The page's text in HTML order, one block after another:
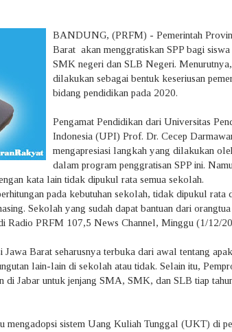
BANDUNG, (PRFM) - Pemerintah
Barat akan menggratiskan SPP bagi
SMK negeri dan SLB Negeri.
dilakukan sebagai bentuk keseriusan
bidang pendidikan pada 2020.
Pengamat Pendidikan dari Universitas
Indonesia (UPI) Prof. Dr. Cecep
mengapresiasi langkah yang dilakukan
dalam program penggratisan SPP ini.
kata lain tidak dipukul rata semua sekolah.
pada kebutuhan sekolah, tidak dipukul rata
Sekolah yang sudah dapat bantuan dari
Radio PRFM 107,5 News Channel, Minggu (1/12/
Jawa Barat seharusnya terbuka dari awal tentang
lain-lain di sekolah atau tidak. Selain itu,
di Jabar untuk jenjang SMA, SMK, dan SLB tiap
mengadopsi sistem Uang Kuliah Tunggal (UKT) di